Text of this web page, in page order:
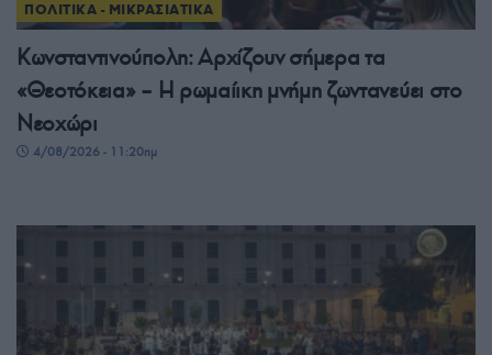
ΠΟΛΙΤΙΚΑ - ΜΙΚΡΑΣΙΑΤΙΚΑ
Κωνσταντινούπολη: Αρχίζουν σήμερα τα
«Θεοτόκεια» – Η ρωμαίικη μνήμη ζωντανεύει στο
Νεοχώρι
4/08/2026 - 11:20πμ